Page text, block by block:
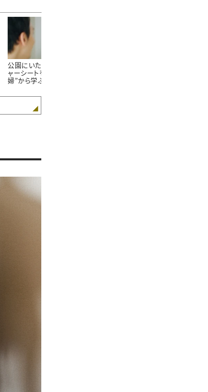
公園にいた“大きなレジ
ャーシートを畳む夫
婦”から学ぶ「夫婦関係